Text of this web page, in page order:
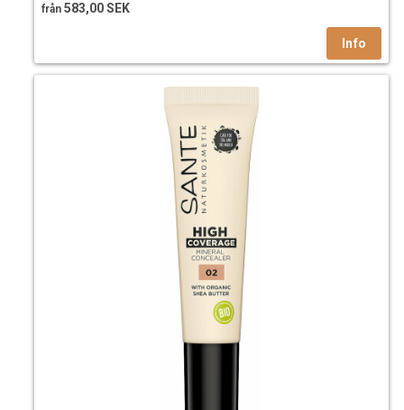
från 583,00 SEK